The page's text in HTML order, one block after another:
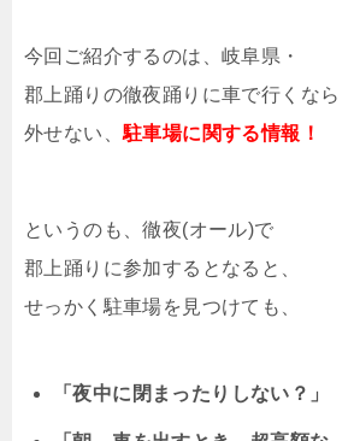
今回ご紹介するのは、岐阜県・
郡上踊りの徹夜踊りに車で行くなら
外せない、 駐車場に関する情報！
というのも、徹夜(オール)で
郡上踊りに参加するとなると、
せっかく駐車場を見つけても、
「夜中に閉まったりしない？」